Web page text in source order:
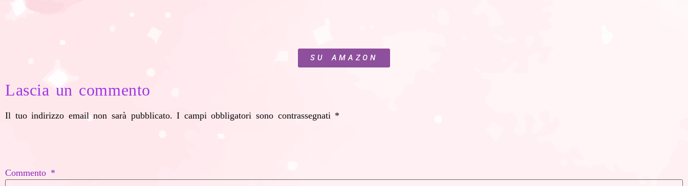
SU AMAZON
Lascia un commento
Il tuo indirizzo email non sarà pubblicato. I campi obbligatori sono contrassegnati *
Commento *